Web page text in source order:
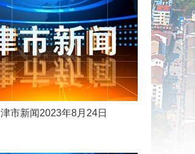
津市新闻2023年8月24日